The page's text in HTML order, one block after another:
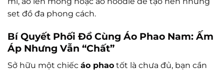
set đồ đa phong cách.
Bí Quyết Phối Đồ Cùng Áo Phao Nam: Ấm
Áp Nhưng Vẫn “Chất”
Sở hữu một chiếc áo phao tốt là chưa đủ, bạn cần